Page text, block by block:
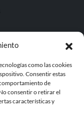
como las cookies
Consentir estas
de
consentir o retirar el
características y